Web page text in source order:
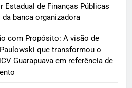
Estadual de Finanças Públicas
banca organizadora
com Propósito: A visão de
que transformou o
Guarapuava em referência de